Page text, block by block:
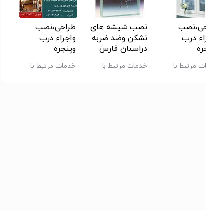
درب
مرتبط با
نصب شیشه های
نشکن وضد ضربه
دراستان فارس
خدمات مرتبط با
طراحی،نصب
واجراء درب
وپنجره
اختصاصی
خدمات مرتبط با